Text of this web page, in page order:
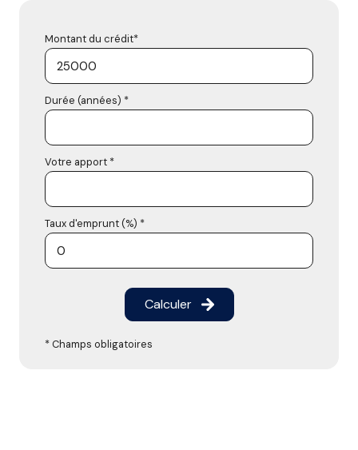
Montant du crédit*
Durée (années) *
Votre apport *
Taux d'emprunt (%) *
Calculer
* Champs obligatoires